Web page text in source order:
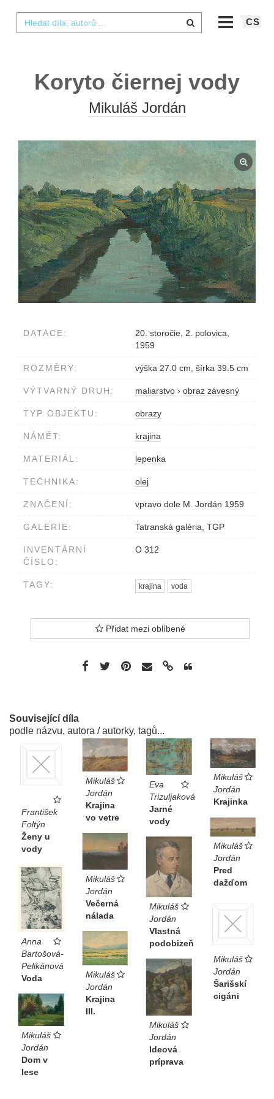
CS
Koryto čiernej vody
Mikuláš Jordán
DATACE:
20. storočie, 2. polovica,
1959
ROZMĚRY: výška 27.0 cm, šírka 39.5 cm
VÝTVARNÝ DRUH: maliarstvo › obraz závesný
TYP OBJEKTU: obrazy
NÁMĚT: krajina
MATERIÁL: lepenka
TECHNIKA: olej
ZNAČENÍ: vpravo dole M. Jordán 1959
GALERIE: Tatranská galéria, TGP
INVENTÁRNÍ
ČÍSLO:
O 312
TAGY: krajina voda
Přidat mezi oblíbené
Související díla
podle názvu, autora / autorky, tagů...
František
Foltýn
Ženy u
vody
Mikuláš
Jordán
Krajina
vo vetre
Eva
Trizuljaková
Jarné
vody
Mikuláš
Jordán
Krajinka
Mikuláš
Jordán
Pred
dažďom
Mikuláš
Jordán
Večerná
nálada
Mikuláš
Jordán
Vlastná
podobizeň
Anna
Bartošová-
Pelikánová
Voda
Mikuláš
Jordán
Šarišskí
cigáni
Mikuláš
Jordán
Krajina
III.
Mikuláš
Jordán
Ideová
príprava
Mikuláš
Jordán
Dom v
lese